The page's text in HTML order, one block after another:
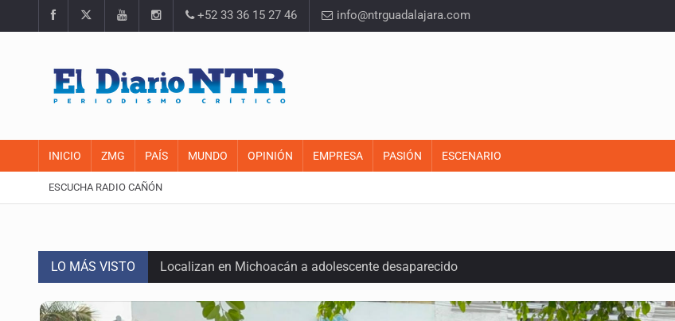
+52 33 36 15 27 46 info@ntrguadalajara.com
INICIO ZMG PAÍS MUNDO OPINIÓN EMPRESA PASIÓN ESCENARIO
ESCUCHA RADIO CAÑÓN
LO MÁS VISTO Localizan en Michoacán a adolescente desaparecido
México no está preparado para una intervención unilateral de EUA contra cárteles